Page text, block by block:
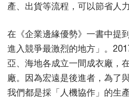
產、出貨等流程，可以節省人
在《企業邊緣優勢》一書中提
進入競爭最激烈的地方」。
亞、海地各成立一間成衣廠，
廠。因為宏遠是後進者，為了
我們都是採「人機協作」的生